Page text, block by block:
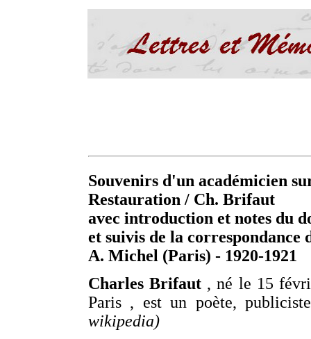
Souvenirs d'un académicien
Restauration / Ch. Brifaut
avec introduction et notes du
et suivis de la correspondance
A. Michel (Paris) - 1920-1921
Charles Brifaut , né le 15
Paris , est un poète,
wikipedia)